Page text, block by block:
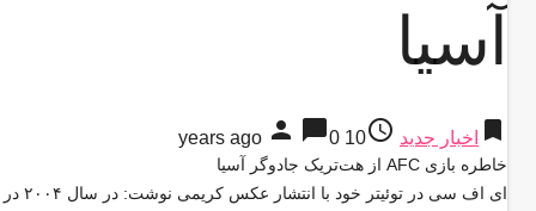
آسیا
bookmark اخبار جدید access_time
10 years ago
person chat_bubble0
خاطره بازی AFC از هت‌تریک جادوگر آسیا
ای اف سی در توئیتر خود با انتشار عکس کریمی نوشت: در سال ۲۰۰۴ در